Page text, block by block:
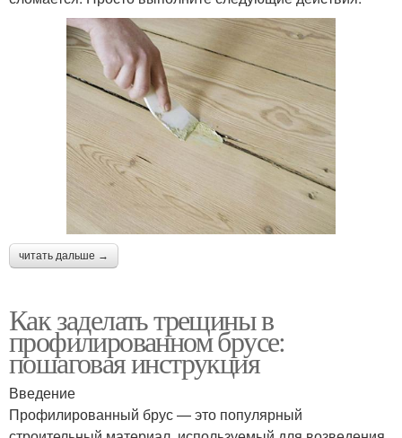
читать дальше →
Как заделать трещины в
профилированном брусе:
пошаговая инструкция
Введение
Профилированный брус — это популярный